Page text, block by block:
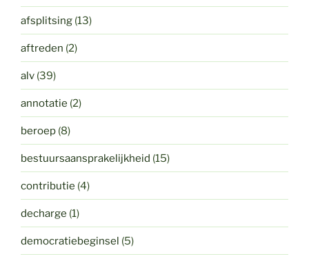
afsplitsing (13)
aftreden (2)
alv (39)
annotatie (2)
beroep (8)
bestuursaansprakelijkheid (15)
contributie (4)
decharge (1)
democratiebeginsel (5)